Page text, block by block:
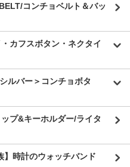
コンチョベルト＆バッ
カフスボタン・ネクタイ
ルバー＞コンチョボタ
プ&キーホルダー/ライタ
】時計のウォッチバンド